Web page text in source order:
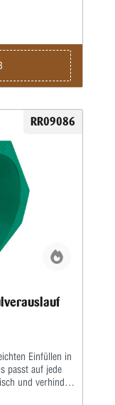
RR09086
Einfüllen in
passt auf jede
und verhindert